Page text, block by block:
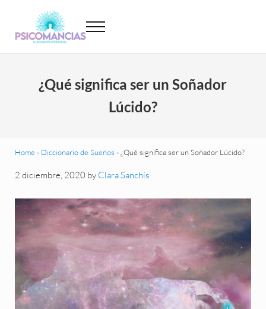
Psicomancias
Menu
¿Qué significa ser un Soñador
Lúcido?
Home - Diccionario de Sueños -¿Qué significa ser un Soñador Lúcido?
2 diciembre, 2020 by Clara Sanchís